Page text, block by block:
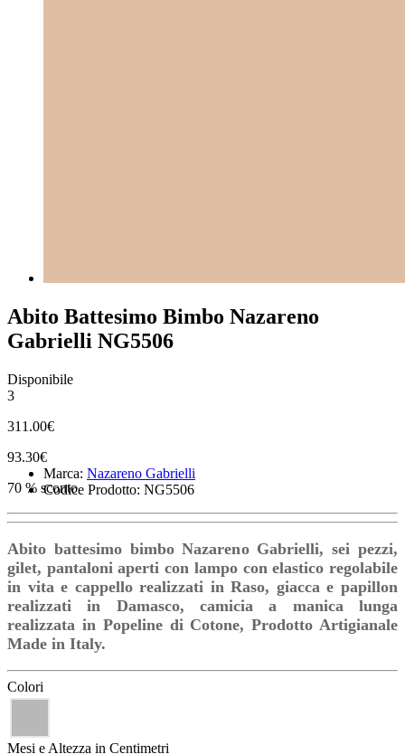
Abito Battesimo Bimbo Nazareno
Gabrielli NG5506
Disponibile
3
311.00€
93.30€
70 % sconto
Marca: Nazareno Gabrielli
Codice Prodotto: NG5506
Abito battesimo bimbo Nazareno Gabrielli, sei pezzi,
gilet, pantaloni aperti con lampo con elastico regolabile
in vita e cappello realizzati in Raso, giacca e papillon
realizzati in Damasco, camicia a manica lunga
realizzata in Popeline di Cotone, Prodotto Artigianale
Made in Italy.
Colori
Mesi e Altezza in Centimetri